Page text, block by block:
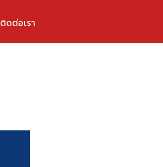
ติดต่อเรา